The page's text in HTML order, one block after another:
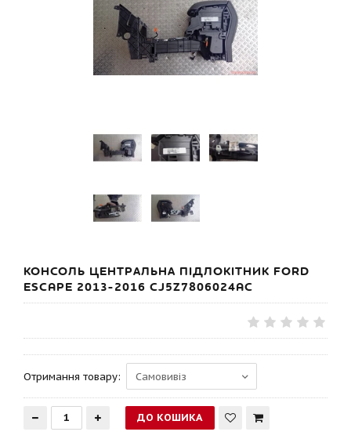
КОНСОЛЬ ЦЕНТРАЛЬНА ПІДЛОКІТНИК FORD
ESCAPE 2013-2016 CJ5Z7806024AC
Отримання товару: